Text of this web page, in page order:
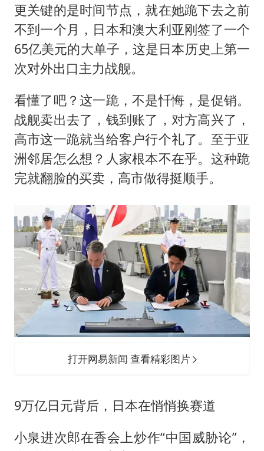
更关键的是时间节点，就在她跪下去之前
不到一个月，日本和澳大利亚刚签了一个
65亿美元的大单子，这是日本历史上第一
次对外出口主力战舰。
看懂了吧？这一跪，不是忏悔，是促销。
战舰卖出去了，钱到账了，对方高兴了，
高市这一跪就当给客户行个礼了。至于亚
洲邻居怎么想？人家根本不在乎。这种跪
完就翻脸的买卖，高市做得挺顺手。
打开网易新闻 查看精彩图片
9万亿日元背后，日本在悄悄换赛道
小泉进次郎在香会上炒作“中国威胁论”，